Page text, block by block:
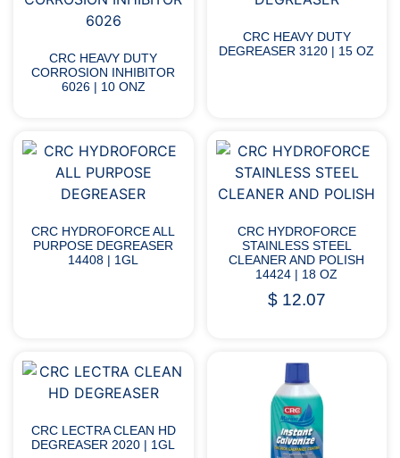
CRC HEAVY DUTY
CORROSION INHIBITOR
6026 | 10 ONZ
CRC HEAVY DUTY
DEGREASER 3120 | 15 OZ
CRC HYDROFORCE ALL
PURPOSE DEGREASER
14408 | 1GL
CRC HYDROFORCE
STAINLESS STEEL
CLEANER AND POLISH
14424 | 18 OZ
$12.07
CRC LECTRA CLEAN HD
DEGREASER 2020 | 1GL